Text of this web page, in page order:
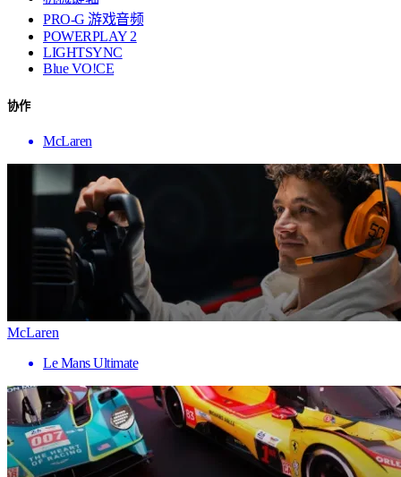
PRO-G 游戏音频
POWERPLAY 2
LIGHTSYNC
Blue VO!CE
协作
McLaren
McLaren
Le Mans Ultimate